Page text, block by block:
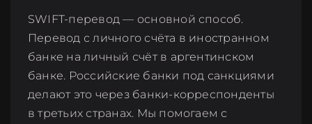
SWIFT-перевод — основной способ.
Перевод с личного счёта в иностранном
банке на личный счёт в аргентинском
банке. Российские банки под санкциями
делают это через банки-корреспонденты
в третьих странах. Мы помогаем с
свяжемся с вами!
Иммиграционный
адвокат
После получения заявки мы
свяжемся с вами!